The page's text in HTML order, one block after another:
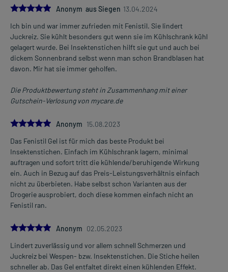
- Sonnenbrand
- Verbrennungen, leichte
- Sonnenbrand
Dosierung und Anwendungshinweise:
eine ausreichende Menge
1-3 mal täglich
oder Apotheker überschritten werden.
Art der Anwendung?
Tragen Sie das Arzneimittel auf die betroffene(n) Hautstelle(n) auf.
Massieren Sie das Arzneimittel danach leicht ein. Vermeiden Sie
den versehentlichen Kontakt mit Schleimhäuten, Augen und
verletzten, entzündeten oder offenen Hautstellen.
Dauer der Anwendung?
Ohne ärztlichen Rat sollten Sie das Arzneimittel nicht länger als 7
Tage anwenden, wenn keine Besserung der Beschwerden nach
dieser Zeit eingetreten ist.
Mehr anzeigen
5.0Anonym aus Siegen 13.04.2024
Ich bin und war immer zufrieden mit Fenistil. Sie lindert
Juckreiz. Sie kühlt besonders gut wenn sie im Kühlschrank kühl
gelagert wurde. Bei Insektenstichen hilft sie gut und auch bei
dickem Sonnenbrand selbst wenn man schon Brandblasen hat
davon. Mir hat sie immer geholfen.
Die Produktbewertung steht in Zusammenhang mit einer
Gutschein-Verlosung von mycare.de
5.0Anonym 15.08.2023
Das Fenistil Gel ist für mich das beste Produkt bei
Insektenstichen. Einfach im Kühlschrank lagern, minimal
auftragen und sofort tritt die kühlende/beruhigende Wirkung
ein. Auch in Bezug auf das Preis-Leistungsverhältnis einfach
nicht zu überbieten. Habe selbst schon Varianten aus der
Drogerie ausprobiert, doch diese kommen einfach nicht an
Fenistil ran.
5.0Anonym 02.05.2023
Lindert zuverlässig und vor allem schnell Schmerzen und
Juckreiz bei Wespen- bzw. Insektenstichen. Die Stiche heilen
schneller ab. Das Gel entfaltet direkt einen kühlenden Effekt.